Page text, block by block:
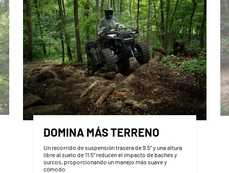
DOMINA MÁS TERRENO
Un recorrido de suspensión trasera de 9.5” y una altura
libre al suelo de 11.5” reducen el impacto de baches y
surcos, proporcionando un manejo más suave y
cómodo.